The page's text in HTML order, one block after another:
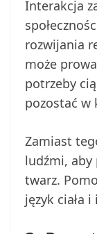
Interakcja
rozwijania
może
potrzeby
pozostać w
Zamiast
ludźmi, aby
twarz.
język ciała